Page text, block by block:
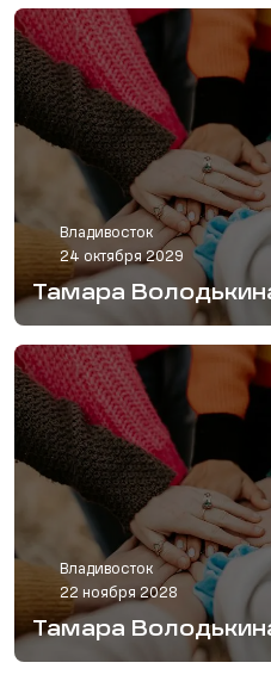
Владивосток
24 октября 2029
Тамара
Владивосток
22 ноября 2028
Тамара